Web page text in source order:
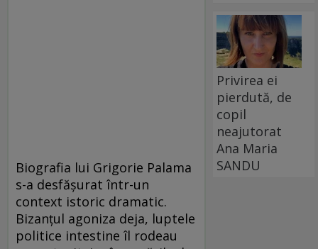
Biografia lui Grigorie Palama
s-a desfășurat într-un
context istoric dramatic.
Bizanțul agoniza deja, luptele
politice intestine îl rodeau
Privirea ei
pierdută, de
copil
neajutorat
Ana Maria
SANDU